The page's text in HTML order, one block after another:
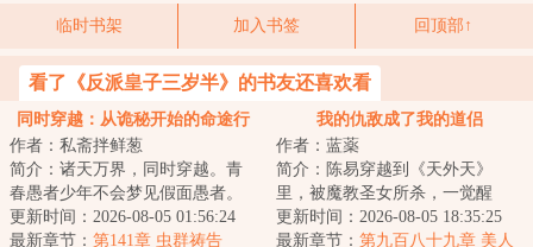
临时书架 加入书签 回顶部↑
看了《反派皇子三岁半》的书友还喜欢看
同时穿越：从诡秘开始的命途行
者
作者：私斋拌鲜葱
简介：诸天万界，同时穿越。青
春愚者少年不会梦见假面愚者。
当唯物主义天使看见神话生物。
现在登场的是史...
更新时间：2026-08-05 01:56:24
最新章节： 第141章 虫群祷告
我的仇敌成了我的道侣
作者：蓝薬
简介：陈易穿越到《天外天》
里，被魔教圣女所杀，一觉醒
来，又回到了十年前。于是，靠
着怨仇阴阳诀，陈易...
更新时间：2026-08-05 18:35:25
最新章节： 第九百八十九章 美人